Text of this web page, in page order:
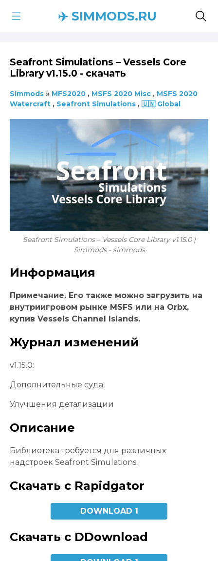
✈️ SIMMODS.RU
Seafront Simulations – Vessels Core
Library v1.15.0 - скачать
Simmods » MFS2020 , MSFS 2020 Misc , MSFS 2020
Watercraft , Seafront Simulations , 🇺🇳 Global
Seafront Simulations – Vessels Core Library v1.15.0 |
Simmods - simmods
Информация
Примечание. Его также можно загрузить на
внутриигровом рынке MSFS или на Orbx,
купив Vessels Channel Islands.
Журнал изменений
v1.15.0:
Дополнительные суда
Улучшения детализации
Описание
Библиотека требуется для различных
надстроек Seafront Simulations.
Скачать с Rapidgator
DOWNLOAD 1
Скачать с DDownload